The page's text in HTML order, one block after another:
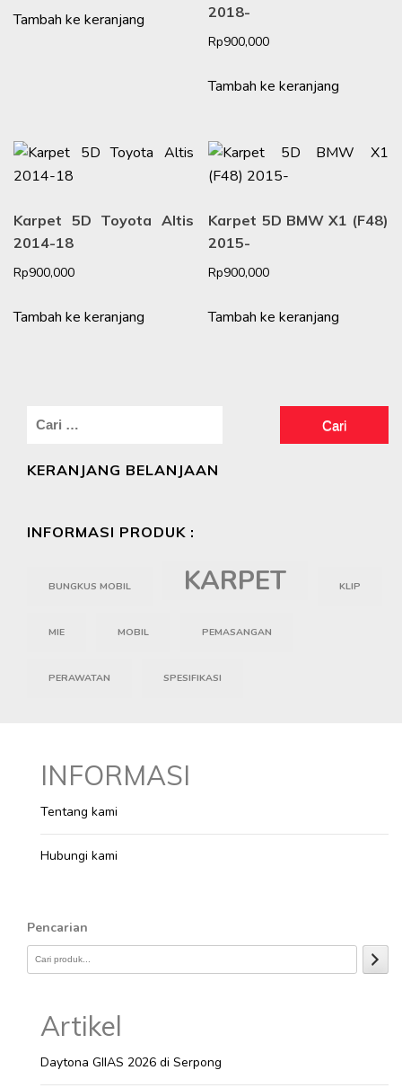
Tambah ke keranjang
2018-
Rp900,000
Tambah ke keranjang
Karpet 5D Toyota Altis
2014-18
Rp900,000
Tambah ke keranjang
Karpet 5D BMW X1 (F48)
2015-
Rp900,000
Tambah ke keranjang
Cari
KERANJANG BELANJAAN
INFORMASI PRODUK :
BUNGKUS MOBIL KARPET KLIP
MIE MOBIL PEMASANGAN
PERAWATAN SPESIFIKASI
INFORMASI
Tentang kami
Hubungi kami
Pencarian
Artikel
Daytona GIIAS 2026 di Serpong